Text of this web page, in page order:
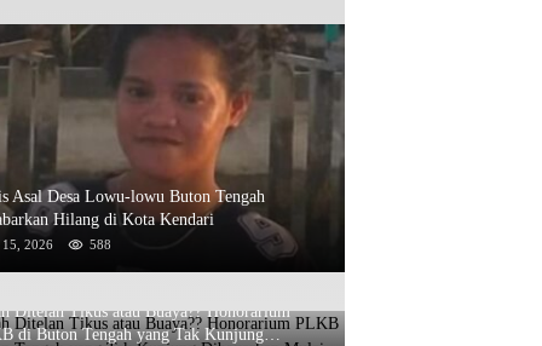
Asal Desa Lowu-lowu Buton Tengah
Hilang di Kota Kendari
2026 588
Ditelan Tikus atau Buaya?? Honorarium
di Buton Tengah yang Tak Kunjung